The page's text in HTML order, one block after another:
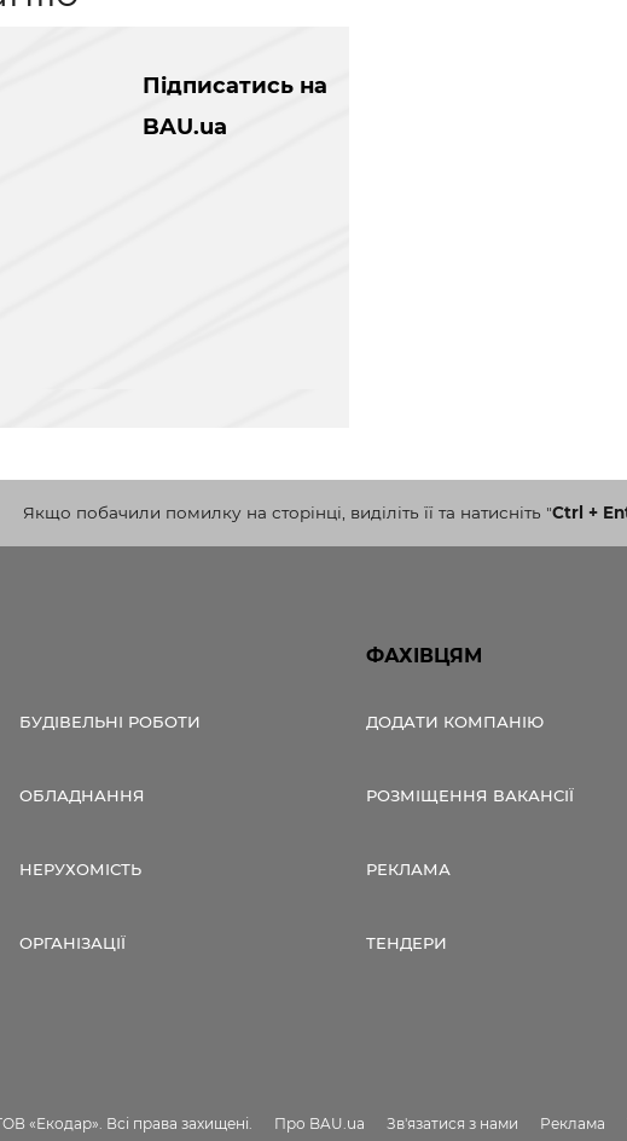
Підписатись на
BAU.ua
Якщо побачили помилку на сторінці, виділіть її та натисніть "Ctrl +
БУДІВЕЛЬНІ РОБОТИ
ОБЛАДНАННЯ
НЕРУХОМІСТЬ
ОРГАНІЗАЦІЇ
ФАХІВЦЯМ
ДОДАТИ КОМПАНІЮ
РОЗМІЩЕННЯ ВАКАНСІЇ
РЕКЛАМА
ТЕНДЕРИ
«Екодар». Всі права захищені. Про BAU.ua Зв'язатися з нами Реклама